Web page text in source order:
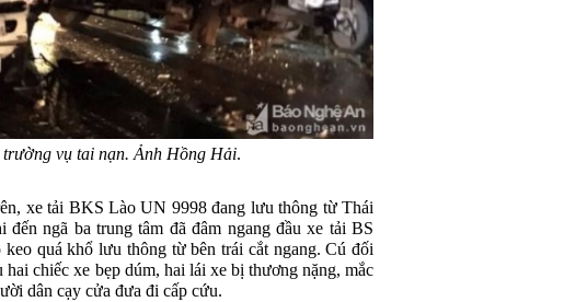
vụ tai nạn. Ảnh Hồng Hải.
xe tải BKS Lào UN 9998 đang lưu thông từ Thái
ngã ba trung tâm đã đâm ngang đầu xe tải BS
keo quá khổ lưu thông từ bên trái cắt ngang. Cú đối
hai chiếc xe bẹp dúm, hai lái xe bị thương nặng, mắc
dân cạy cửa đưa đi cấp cứu.